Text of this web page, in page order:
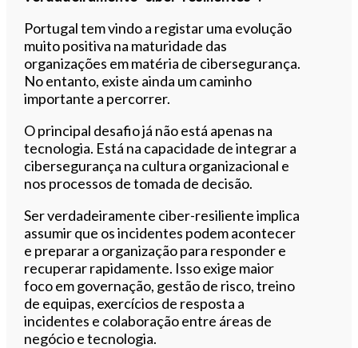
Portugal tem vindo a registar uma evolução
muito positiva na maturidade das
organizações em matéria de cibersegurança.
No entanto, existe ainda um caminho
importante a percorrer.
O principal desafio já não está apenas na
tecnologia. Está na capacidade de integrar a
cibersegurança na cultura organizacional e
nos processos de tomada de decisão.
Ser verdadeiramente ciber-resiliente implica
assumir que os incidentes podem acontecer
e preparar a organização para responder e
recuperar rapidamente. Isso exige maior
foco em governação, gestão de risco, treino
de equipas, exercícios de resposta a
incidentes e colaboração entre áreas de
negócio e tecnologia.